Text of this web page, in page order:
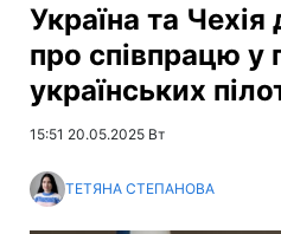
Україна та
про співпрацю у
українських
15:51 20.05.2025 Вт
ТЕТЯНА СТЕПАНОВА